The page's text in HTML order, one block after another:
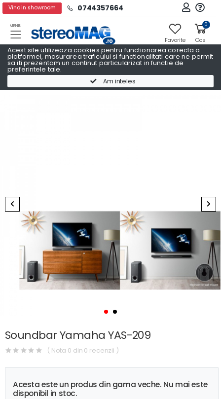
Acest site utilizeaza cookies pentru functionarea corecta a
platformei, masurarea traficului si functionalitati care ne permit
sa iti prezentam un continut particularizat in functie de
preferintele tale.
Am inteles
Vino in showroom 0744357664
MENIU
Favorite
0
Cos
Soundbar YAMAHA
Soundbar Yamaha YAS-209
( Nota 0 din 0 recenzii )
Acesta este un produs din gama veche. Nu mai este
disponibil in stoc.